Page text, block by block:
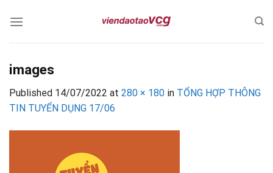
images
Published 14/07/2022 at 280 × 180 in TỔNG HỢP THÔNG
TIN TUYỂN DỤNG 17/06